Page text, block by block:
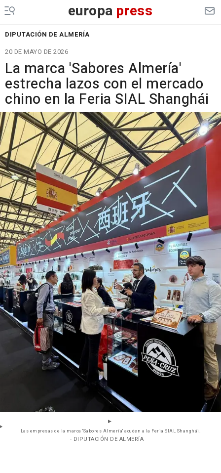
europa press
DIPUTACIÓN DE ALMERÍA
20 DE MAYO DE 2026
La marca 'Sabores Almería'
estrecha lazos con el mercado
chino en la Feria SIAL Shanghái
Las empresas de la marca 'Sabores Almería' acuden a la Feria SIAL Shanghái.
- DIPUTACIÓN DE ALMERÍA